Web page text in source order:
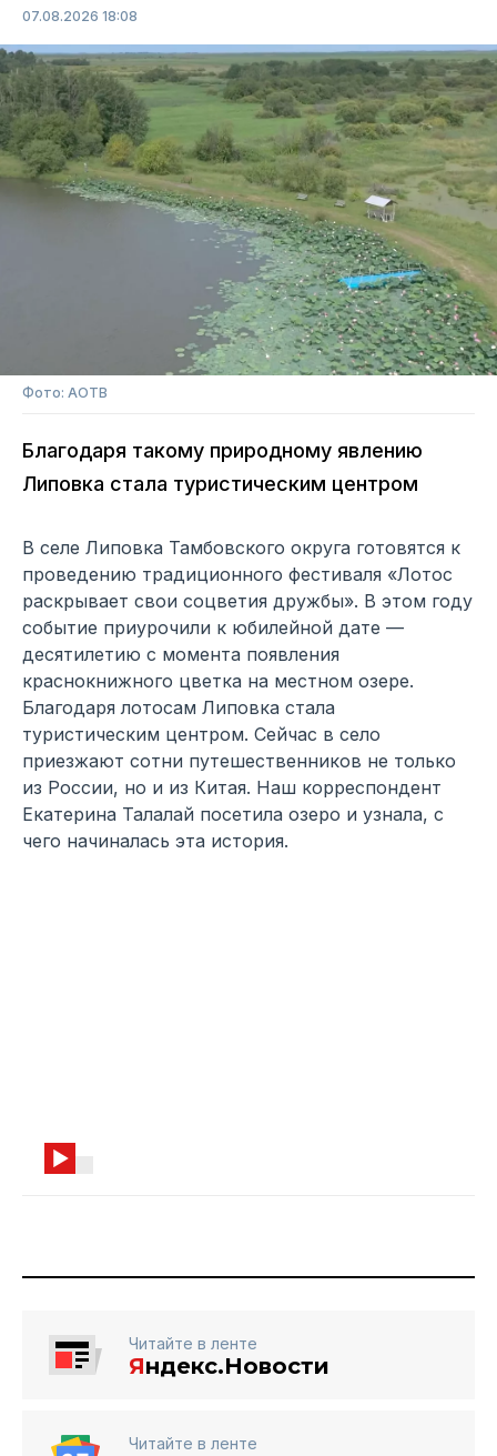
07.08.2026 18:08
Фото: АОТВ
Благодаря такому природному явлению
Липовка стала туристическим центром
В селе Липовка Тамбовского округа готовятся к
проведению традиционного фестиваля «Лотос
раскрывает свои соцветия дружбы». В этом году
событие приурочили к юбилейной дате —
десятилетию с момента появления
краснокнижного цветка на местном озере.
Благодаря лотосам Липовка стала
туристическим центром. Сейчас в село
приезжают сотни путешественников не только
из России, но и из Китая. Наш корреспондент
Екатерина Талалай посетила озеро и узнала, с
чего начиналась эта история.
Читайте в ленте
Яндекс.Новости
Читайте в ленте